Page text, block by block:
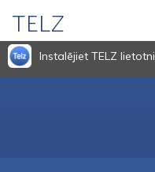
TELZ
Instalējiet TELZ lietotni